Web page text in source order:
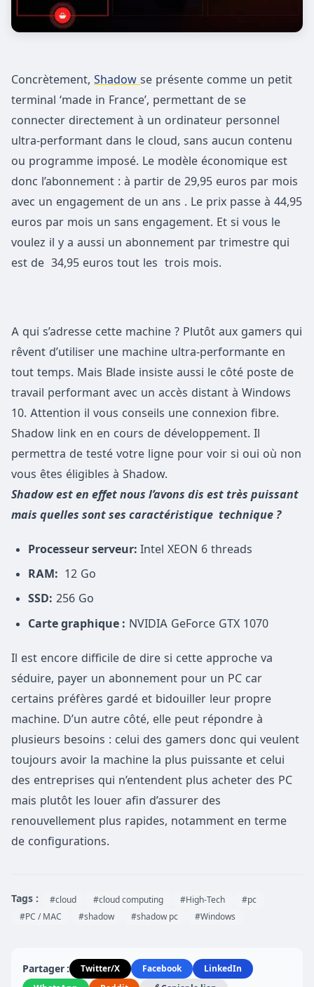
Concrètement, Shadow se présente comme un petit
terminal ‘made in France’, permettant de se
connecter directement à un ordinateur personnel
ultra-performant dans le cloud, sans aucun contenu
ou programme imposé. Le modèle économique est
donc l’abonnement : à partir de 29,95 euros par mois
avec un engagement de un ans . Le prix passe à 44,95
euros par mois un sans engagement. Et si vous le
voulez il y a aussi un abonnement par trimestre qui
est de 34,95 euros tout les trois mois.
A qui s’adresse cette machine ? Plutôt aux gamers qui
rêvent d’utiliser une machine ultra-performante en
tout temps. Mais Blade insiste aussi le côté poste de
travail performant avec un accès distant à Windows
10. Attention il vous conseils une connexion fibre.
Shadow link en en cours de développement. Il
permettra de testé votre ligne pour voir si oui où non
vous êtes éligibles à Shadow.
Shadow est en effet nous l’avons dis est très puissant
mais quelles sont ses caractéristique technique ?
Processeur serveur: Intel XEON 6 threads
RAM: 12 Go
SSD: 256 Go
Carte graphique : NVIDIA GeForce GTX 1070
Il est encore difficile de dire si cette approche va
séduire, payer un abonnement pour un PC car
certains préfères gardé et bidouiller leur propre
machine. D’un autre côté, elle peut répondre à
plusieurs besoins : celui des gamers donc qui veulent
toujours avoir la machine la plus puissante et celui
des entreprises qui n’entendent plus acheter des PC
mais plutôt les louer afin d’assurer des
renouvellement plus rapides, notamment en terme
de configurations.
Tags : #cloud #cloud computing #High-Tech
#pc
#PC / MAC
#shadow #shadow pc #Windows
Partager : Twitter/X Facebook
LinkedIn